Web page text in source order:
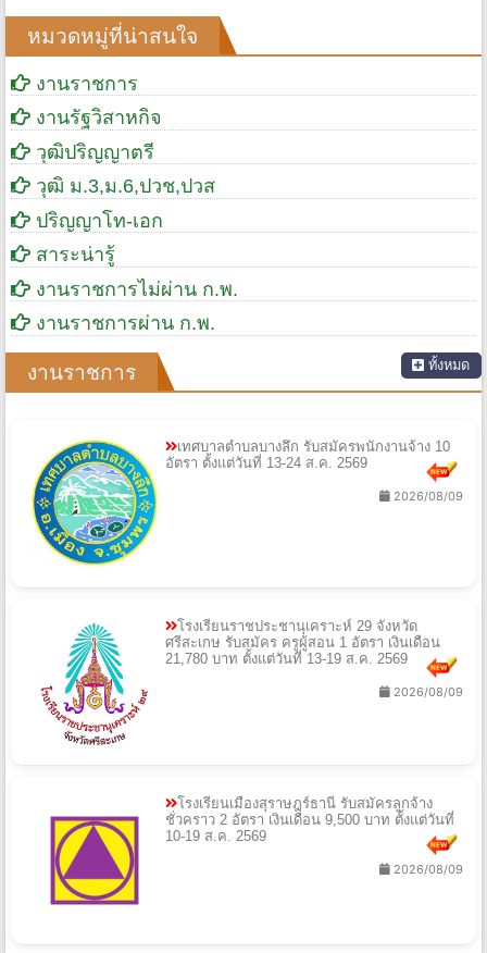
หมวดหมู่ที่น่าสนใจ
งานราชการ
งานรัฐวิสาหกิจ
วุฒิปริญญาตรี
วุฒิ ม.3,ม.6,ปวช,ปวส
ปริญญาโท-เอก
สาระน่ารู้
งานราชการไม่ผ่าน ก.พ.
งานราชการผ่าน ก.พ.
งานราชการ ทั้งหมด
เทศบาลตำบลบางลึก รับสมัครพนักงานจ้าง 10
อัตรา ตั้งแต่วันที่ 13-24 ส.ค. 2569
2026/08/09
โรงเรียนราชประชานุเคราะห์ 29 จังหวัด
ศรีสะเกษ รับสมัคร ครูผู้สอน 1 อัตรา เงินเดือน
21,780 บาท ตั้งแต่วันที่ 13-19 ส.ค. 2569
2026/08/09
โรงเรียนเมืองสุราษฎร์ธานี รับสมัครลูกจ้าง
ชั่วคราว 2 อัตรา เงินเดือน 9,500 บาท ตั้งแต่วันที่
10-19 ส.ค. 2569
2026/08/09